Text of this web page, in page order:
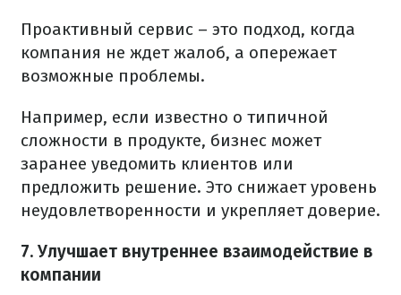
Проактивный сервис – это подход, когда
компания не ждет жалоб, а опережает
возможные проблемы.
Например, если известно о типичной
сложности в продукте, бизнес может
заранее уведомить клиентов или
предложить решение. Это снижает уровень
неудовлетворенности и укрепляет доверие.
7. Улучшает внутреннее взаимодействие в
компании